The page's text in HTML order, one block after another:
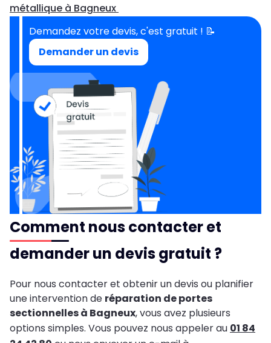
métallique à Bagneux
Demandez votre devis, c'est gratuit ! 📝
Demander un devis
Comment nous contacter et
demander un devis gratuit ?
Pour nous contacter et obtenir un devis ou planifier
une intervention de réparation de portes
sectionnelles à Bagneux, vous avez plusieurs
options simples. Vous pouvez nous appeler au 01 84